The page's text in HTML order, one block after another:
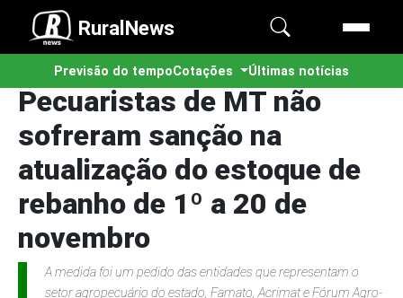
RuralNews
Previsão do tempoCotações Últimas notícias
Pecuaristas de MT não
sofreram sanção na
atualização do estoque de
rebanho de 1º a 20 de
novembro
A medida foi um pedido das entidades que representam o
setor agropecuário do estado, Famato, Acrimat e Fórum Agro-